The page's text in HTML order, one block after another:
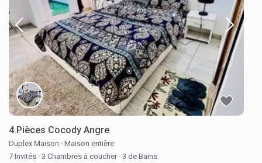
4 Pièces Cocody Angre
Duplex Maison · Maison entière
7 Invités · 3 Chambres à coucher · 3 de Bains